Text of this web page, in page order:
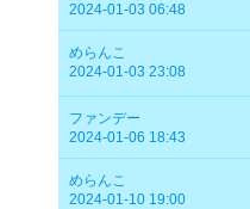
2024-01-03 06:48
めらんこ
2024-01-03 23:08
ファンデー
2024-01-06 18:43
めらんこ
2024-01-10 19:00